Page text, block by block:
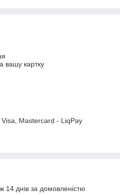
вашу картку
Mastercard - LiqPay
14 днів за домовленістю